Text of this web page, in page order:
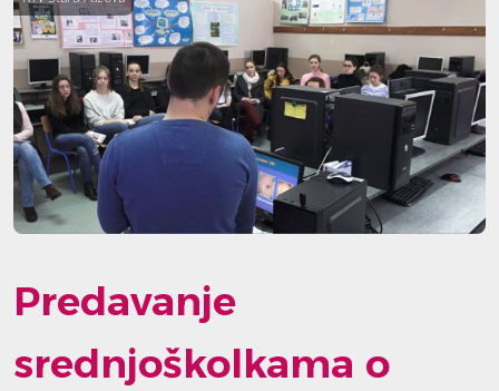
Predavanje
srednjoškolkama o